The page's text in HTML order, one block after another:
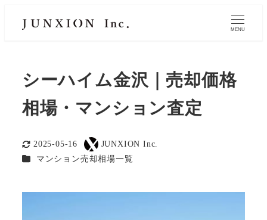
MENU
シーハイム金沢｜売却価格
相場・マンション査定
更新日
2025-05-16
著
者
JUNXION Inc.
カテゴリー
マンション売却相場一覧